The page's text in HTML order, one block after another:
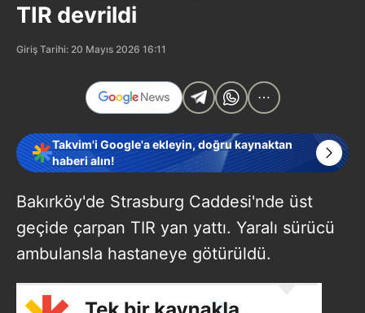
TIR devrildi
Giriş Tarihi: 20 Mayıs 2026 16:11
Takvim'i Google'a ekleyin, doğru kaynaktan
haberi alın!
Bakırköy'de Strasburg Caddesi'nde üst
geçide çarpan TIR yan yattı. Yaralı sürücü
ambulansla hastaneye götürüldü.